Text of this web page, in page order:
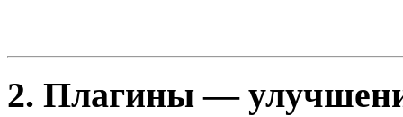
2. Плагины —